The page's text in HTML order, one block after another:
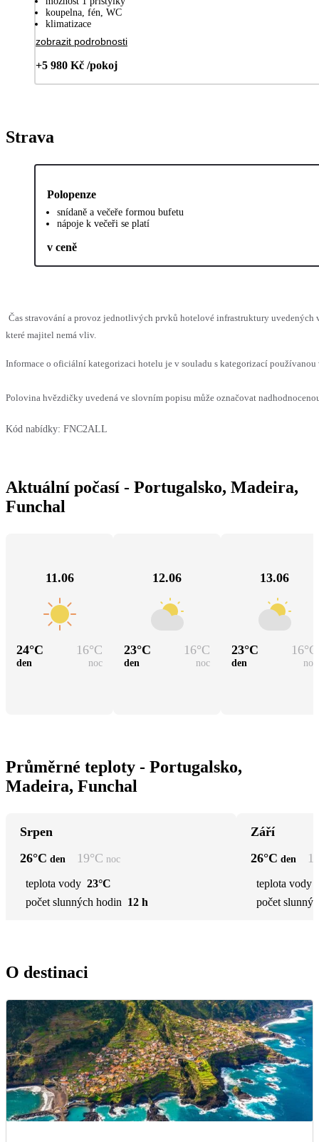
koupelna, fén, WC
klimatizace
zobrazit podrobnosti
+5 980 Kč /pokoj
Strava
Polopenze
snídaně a večeře formou bufetu
nápoje k večeři se platí
v ceně
Čas stravování a provoz jednotlivých prvků hotelové infrastruktury uvedených
které majitel nemá vliv.
Informace o oficiální kategorizaci hotelu je v souladu s kategorizací
Polovina hvězdičky uvedená ve slovním popisu může označovat
Kód nabídky: FNC2ALL
Aktuální počasí - Portugalsko, Madeira,
Funchal
11.06
24°C 16°C
den noc
12.06
23°C 16°C
den noc
13.06
23°C 16°C
den noc
Průměrné teploty - Portugalsko,
Madeira, Funchal
Srpen
26°C den 19°C noc
teplota vody 23°C
počet slunných hodin 12 h
Září
26°C den
teplota vody
počet
O destinaci